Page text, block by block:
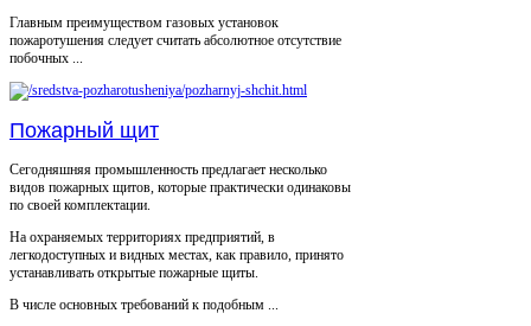
Главным преимуществом газовых установок
пожаротушения следует считать абсолютное отсутствие
побочных ...
Пожарный щит
Сегодняшняя промышленность предлагает несколько
видов пожарных щитов, которые практически одинаковы
по своей комплектации.
На охраняемых территориях предприятий, в
легкодоступных и видных местах, как правило, принято
устанавливать открытые пожарные щиты.
В числе основных требований к подобным ...